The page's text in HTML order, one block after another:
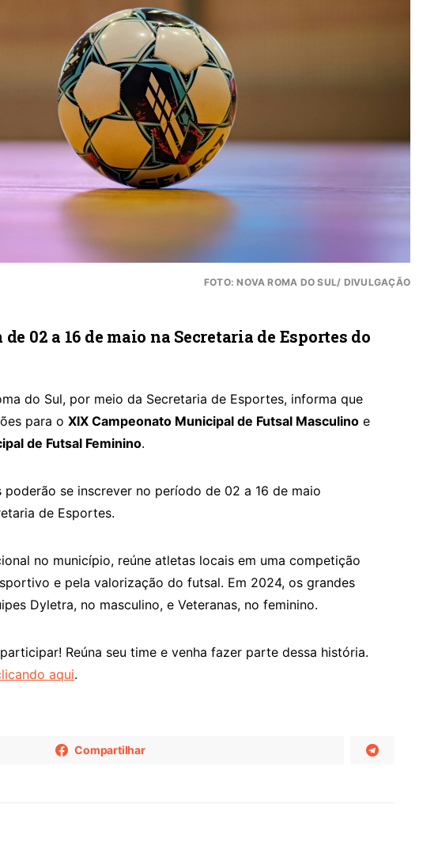
FOTO: NOVA ROMA DO SUL/ DIVULGAÇÃO
02 a 16 de maio na Secretaria de Esportes do
do Sul, por meio da Secretaria de Esportes, informa que
para o XIX Campeonato Municipal de Futsal Masculino e
de Futsal Feminino.
poderão se inscrever no período de 02 a 16 de maio
de Esportes.
no município, reúne atletas locais em uma competição
e pela valorização do futsal. Em 2024, os grandes
Dyletra, no masculino, e Veteranas, no feminino.
Reúna seu time e venha fazer parte dessa história.
aqui.
Compartilhar